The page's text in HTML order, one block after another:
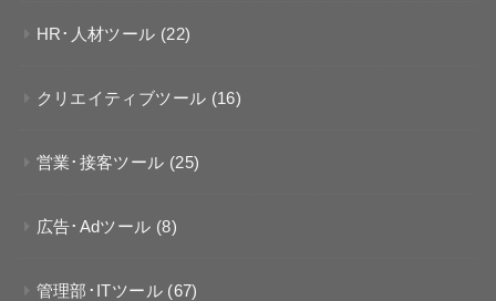
HR･人材ツール (22)
クリエイティブツール (16)
営業･接客ツール (25)
広告･Adツール (8)
管理部･ITツール (67)